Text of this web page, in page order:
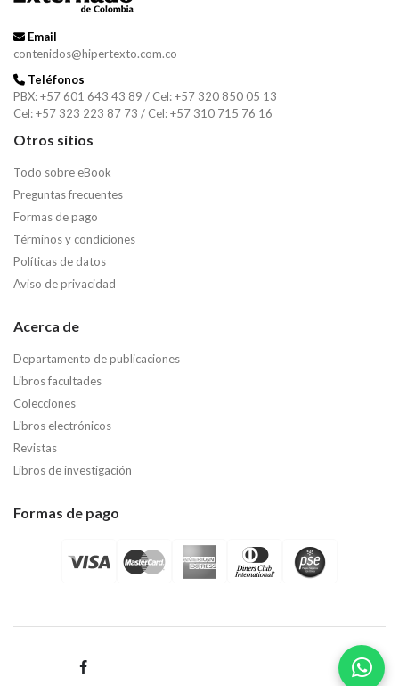
Email
contenidos@hipertexto.com.co
Teléfonos
PBX: +57 601 643 43 89 / Cel: +57 320 850 05 13
Cel: +57 323 223 87 73 / Cel: +57 310 715 76 16
Otros sitios
Todo sobre eBook
Preguntas frecuentes
Formas de pago
Términos y condiciones
Políticas de datos
Aviso de privacidad
Acerca de
Departamento de publicaciones
Libros facultades
Colecciones
Libros electrónicos
Revistas
Libros de investigación
Formas de pago